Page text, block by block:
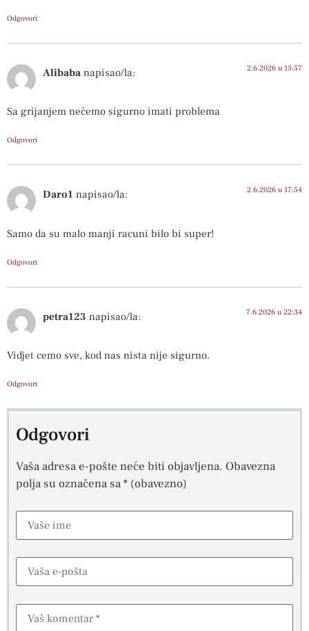
Odgovori
Alibaba napisao/la: 2.6.2026 u 15:57
Sa grijanjem nećemo sigurno imati problema
Odgovori
Daro1 napisao/la: 2.6.2026 u 17:54
Samo da su malo manji racuni bilo bi super!
Odgovori
petra123 napisao/la: 7.6.2026 u 22:34
Vidjet cemo sve, kod nas nista nije sigurno.
Odgovori
Odgovori
Vaša adresa e-pošte neće biti objavljena. Obavezna
polja su označena sa* (obavezno)